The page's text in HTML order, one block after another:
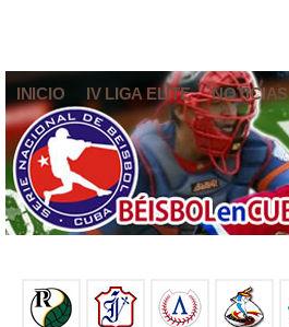
INICIO IV LIGA ELITE NOTICIAS